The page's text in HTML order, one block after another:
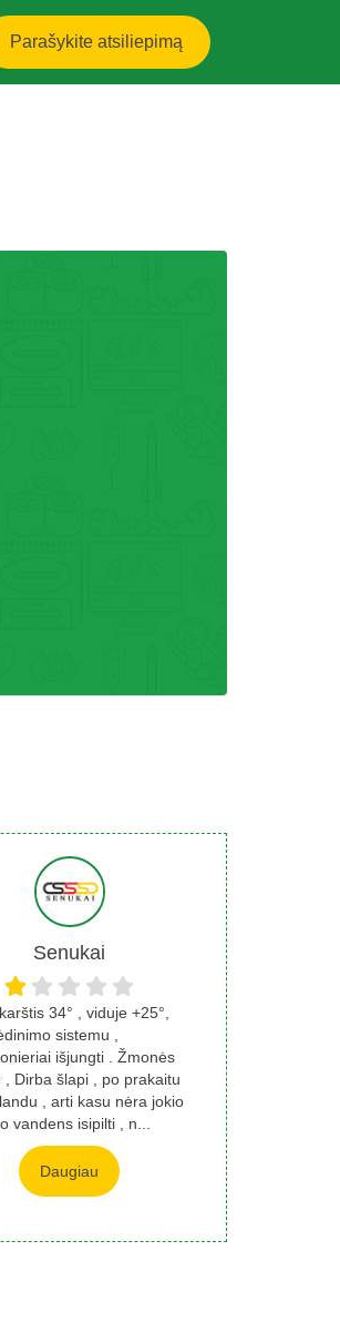
Parašykite atsiliepimą
Senukai
34° , viduje +25°,
sistemu ,
išjungti . Žmonės
, Dirba šlapi , po prakaitu
, arti kasu nėra jokio
vandens isipilti , n...
Daugiau